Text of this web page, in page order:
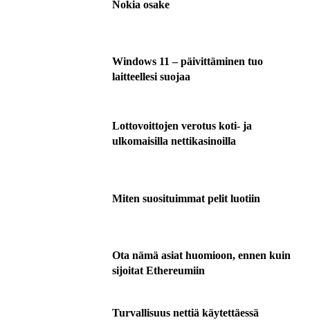
Nokia osake
Windows 11 – päivittäminen tuo
laitteellesi suojaa
Lottovoittojen verotus koti- ja
ulkomaisilla nettikasinoilla
Miten suosituimmat pelit luotiin
Ota nämä asiat huomioon, ennen kuin
sijoitat Ethereumiin
Turvallisuus nettiä käytettäessä